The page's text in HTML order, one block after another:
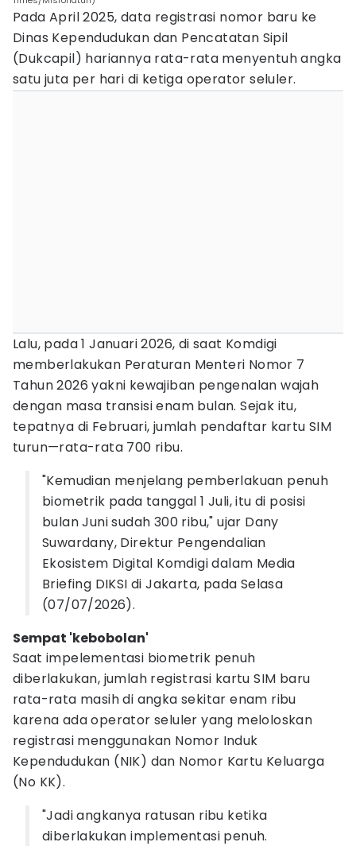
Pada April 2025, data registrasi nomor baru ke
Dinas Kependudukan dan Pencatatan Sipil
(Dukcapil) hariannya rata-rata menyentuh angka
satu juta per hari di ketiga operator seluler.
Lalu, pada 1 Januari 2026, di saat Komdigi
memberlakukan Peraturan Menteri Nomor 7
Tahun 2026 yakni kewajiban pengenalan wajah
dengan masa transisi enam bulan. Sejak itu,
tepatnya di Februari, jumlah pendaftar kartu SIM
turun—rata-rata 700 ribu.
"Kemudian menjelang pemberlakuan penuh
biometrik pada tanggal 1 Juli, itu di posisi
bulan Juni sudah 300 ribu," ujar Dany
Suwardany, Direktur Pengendalian
Ekosistem Digital Komdigi dalam Media
Briefing DIKSI di Jakarta, pada Selasa
(07/07/2026).
Sempat 'kebobolan'
Saat impelementasi biometrik penuh
diberlakukan, jumlah registrasi kartu SIM baru
rata-rata masih di angka sekitar enam ribu
karena ada operator seluler yang meloloskan
registrasi menggunakan Nomor Induk
Kependudukan (NIK) dan Nomor Kartu Keluarga
(No KK).
"Jadi angkanya ratusan ribu ketika
diberlakukan implementasi penuh.